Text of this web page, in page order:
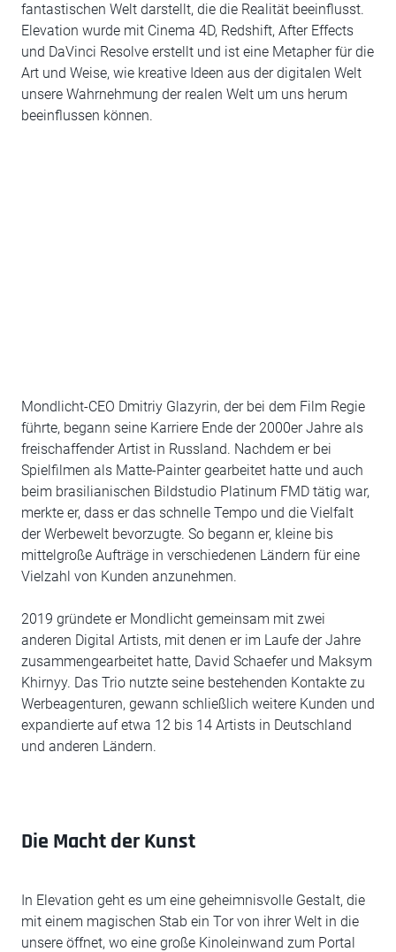
fantastischen Welt darstellt, die die Realität beeinflusst.
Elevation wurde mit Cinema 4D, Redshift, After Effects
und DaVinci Resolve erstellt und ist eine Metapher für die
Art und Weise, wie kreative Ideen aus der digitalen Welt
unsere Wahrnehmung der realen Welt um uns herum
beeinflussen können.
Mondlicht-CEO Dmitriy Glazyrin, der bei dem Film Regie
führte, begann seine Karriere Ende der 2000er Jahre als
freischaffender Artist in Russland. Nachdem er bei
Spielfilmen als Matte-Painter gearbeitet hatte und auch
beim brasilianischen Bildstudio Platinum FMD tätig war,
merkte er, dass er das schnelle Tempo und die Vielfalt
der Werbewelt bevorzugte. So begann er, kleine bis
mittelgroße Aufträge in verschiedenen Ländern für eine
Vielzahl von Kunden anzunehmen.
2019 gründete er Mondlicht gemeinsam mit zwei
anderen Digital Artists, mit denen er im Laufe der Jahre
zusammengearbeitet hatte, David Schaefer und Maksym
Khirnyy. Das Trio nutzte seine bestehenden Kontakte zu
Werbeagenturen, gewann schließlich weitere Kunden und
expandierte auf etwa 12 bis 14 Artists in Deutschland
und anderen Ländern.
Die Macht der Kunst
In Elevation geht es um eine geheimnisvolle Gestalt, die
mit einem magischen Stab ein Tor von ihrer Welt in die
unsere öffnet, wo eine große Kinoleinwand zum Portal